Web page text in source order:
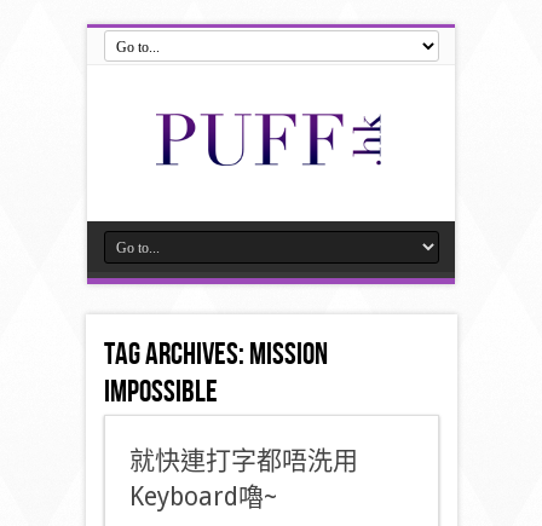
Tag Archives:MIssion
Impossible
就快連打字都唔洗用
Keyboard嚕~